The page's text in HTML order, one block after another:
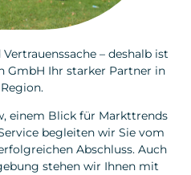
– deshalb ist
GmbH Ihr starker Partner in
einem Blick für Markttrends
begleiten wir Sie vom
Abschluss. Auch
stehen wir Ihnen mit